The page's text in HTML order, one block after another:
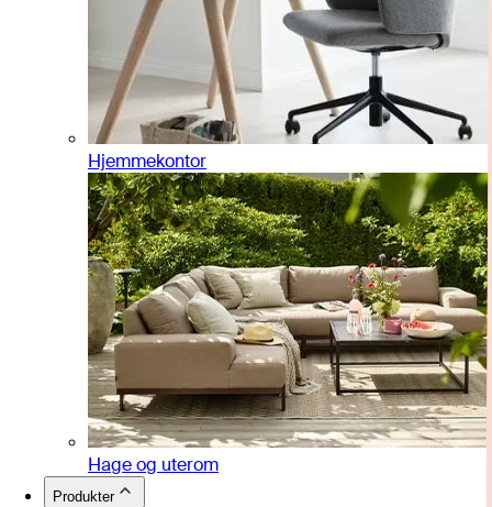
Hjemmekontor
Hage og uterom
Produkter